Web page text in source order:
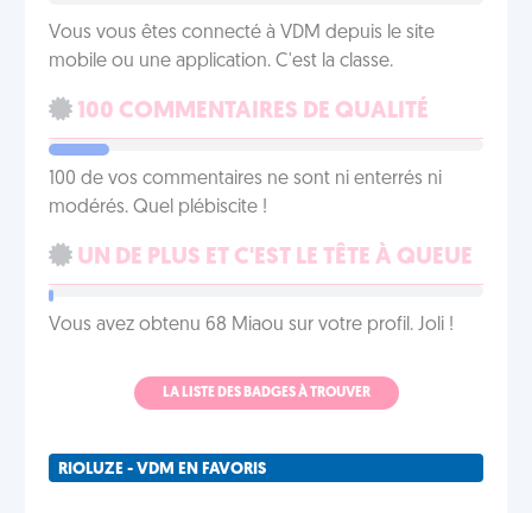
Vous vous êtes connecté à VDM depuis le site
mobile ou une application. C'est la classe.
100 COMMENTAIRES DE QUALITÉ
100 de vos commentaires ne sont ni enterrés ni
modérés. Quel plébiscite !
UN DE PLUS ET C'EST LE TÊTE À QUEUE
Vous avez obtenu 68 Miaou sur votre profil. Joli !
LA LISTE DES BADGES À TROUVER
RIOLUZE - VDM EN FAVORIS